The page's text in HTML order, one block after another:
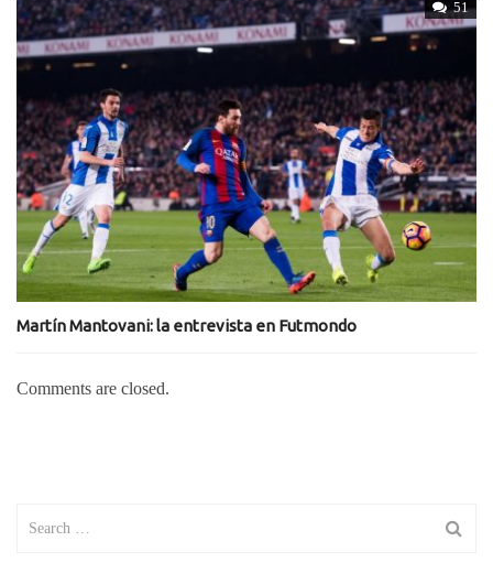
51
Martín Mantovani: la entrevista en Futmondo
Comments are closed.